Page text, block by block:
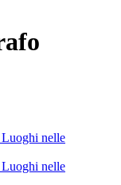
Luoghi nelle
Luoghi nelle